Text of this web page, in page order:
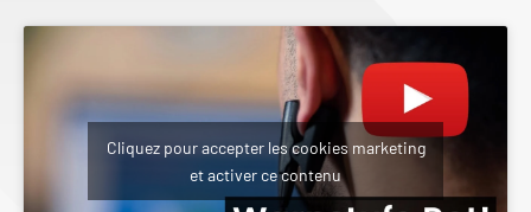
Cliquez pour accepter les cookies marketing
et activer ce contenu